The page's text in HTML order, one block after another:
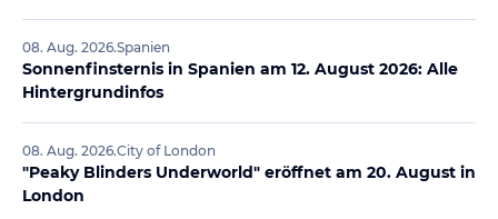
08. Aug. 2026.Spanien
Sonnenfinsternis in Spanien am 12. August 2026: Alle
Hintergrundinfos
08. Aug. 2026.City of London
"Peaky Blinders Underworld" eröffnet am 20. August in
London